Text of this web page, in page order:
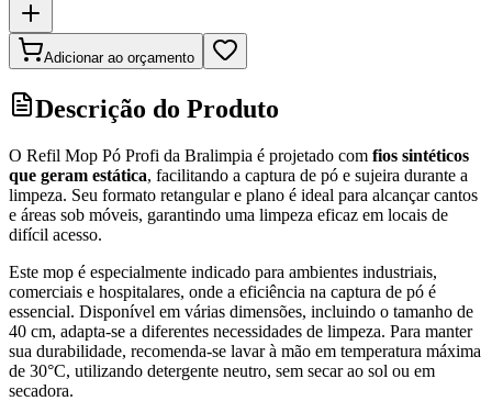
Adicionar ao orçamento
Descrição do Produto
O Refil Mop Pó Profi da Bralimpia é projetado com fios sintéticos
que geram estática, facilitando a captura de pó e sujeira durante a
limpeza. Seu formato retangular e plano é ideal para alcançar cantos
e áreas sob móveis, garantindo uma limpeza eficaz em locais de
difícil acesso.
Este mop é especialmente indicado para ambientes industriais,
comerciais e hospitalares, onde a eficiência na captura de pó é
essencial. Disponível em várias dimensões, incluindo o tamanho de
40 cm, adapta-se a diferentes necessidades de limpeza. Para manter
sua durabilidade, recomenda-se lavar à mão em temperatura máxima
de 30°C, utilizando detergente neutro, sem secar ao sol ou em
secadora.